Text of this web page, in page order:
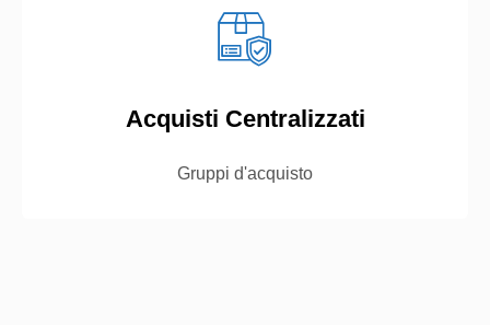
Acquisti Centralizzati
Gruppi d'acquisto